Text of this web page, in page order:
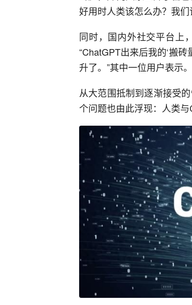
好用时人类该怎么办？我
同时，国内外社交平台上
“ChatGPT出来后我的‘搬
升了。”其中一位用户表示。
从大范围抵制到逐渐接受
个问题也由此浮现：人类